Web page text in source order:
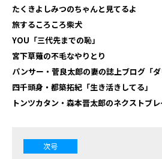
たくきよしみつのちゃんと見てるよ
旅するころころ柴犬
YOU「三代先までの恥」
宮下草薙の不毛なやりとり
パンサー・菅良太郎の妻の誌上ブログ「ダ
四千頭身・都築拓紀「生き活きしてる」
トンツカタン・森本晋太郎のネクストブ
次号